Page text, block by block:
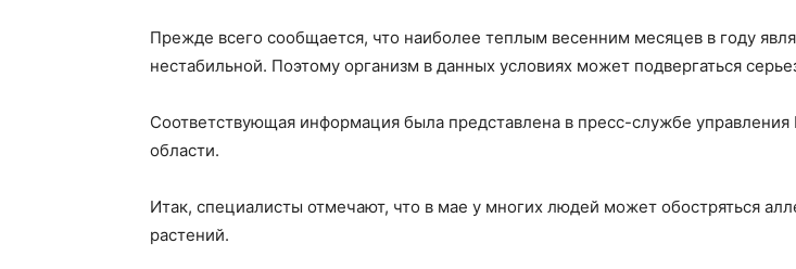
Прежде всего сообщается, что наиболее теплым весенним месяцев в году
нестабильной. Поэтому организм в данных условиях может подвергаться
Соответствующая информация была представлена в пресс-службе
области.
Итак, специалисты отмечают, что в мае у многих людей может обостряться
растений.